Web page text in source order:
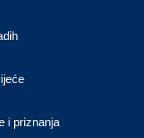
i priznanja